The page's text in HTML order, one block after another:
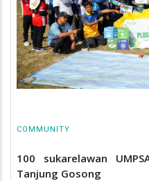
COMMUNITY
100 sukarelawan
Tanjung Gosong